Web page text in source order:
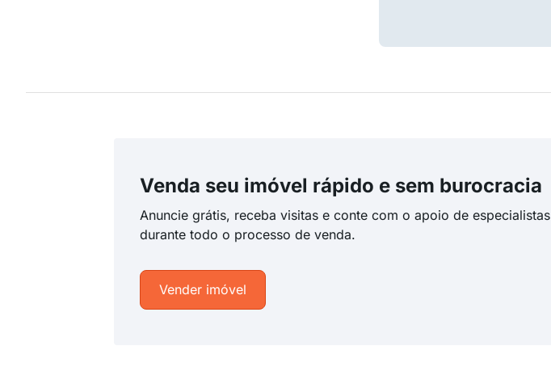
Venda seu imóvel rápido e sem burocracia
Anuncie grátis, receba visitas e conte com o apoio de especialistas
durante todo o processo de venda.
Vender imóvel